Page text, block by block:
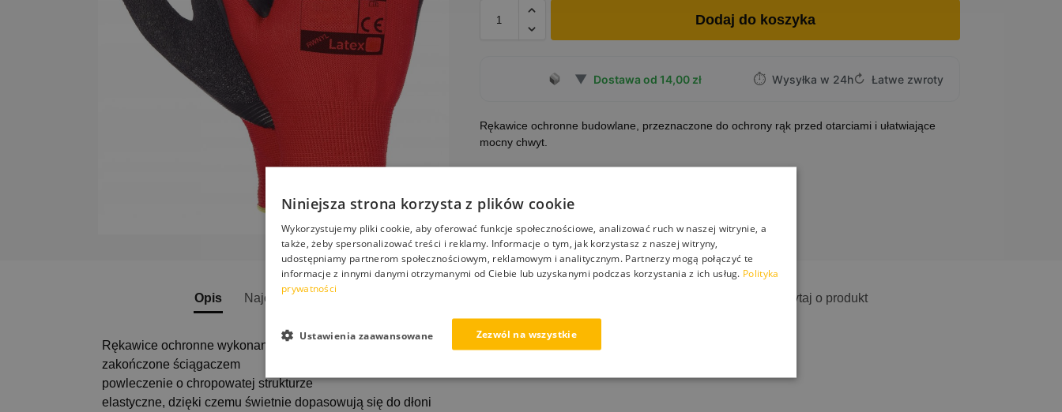
Dodaj do koszyka
▼ Dostawa od 14,00 zł ⏱ Wysyłka w 24h↻ Łatwe zwroty
Rękawice ochronne budowlane, przeznaczone do ochrony rąk przed otarciami i ułatwiające
mocny chwyt.
Opis Najczęściej zadawane pytania (FAQ) Zapytaj o produkt
Rękawice ochronne wykonane z poliestru, powlekane lateksem
zakończone ściągaczem
powleczenie o chropowatej strukturze
elastyczne, dzięki czemu świetnie dopasowują się do dłoni
Niniejsza strona korzysta z plików cookie
Wykorzystujemy pliki cookie, aby oferować funkcje społecznościowe, analizować ruch w naszej witrynie, a
także, żeby spersonalizować treści i reklamy. Informacje o tym, jak korzystasz z naszej witryny,
udostępniamy partnerom społecznościowym, reklamowym i analitycznym. Partnerzy mogą połączyć te
informacje z innymi danymi otrzymanymi od Ciebie lub uzyskanymi podczas korzystania z ich usług. Polityka
prywatności
Zezwól na wszystkie
Ustawienia zaawansowane